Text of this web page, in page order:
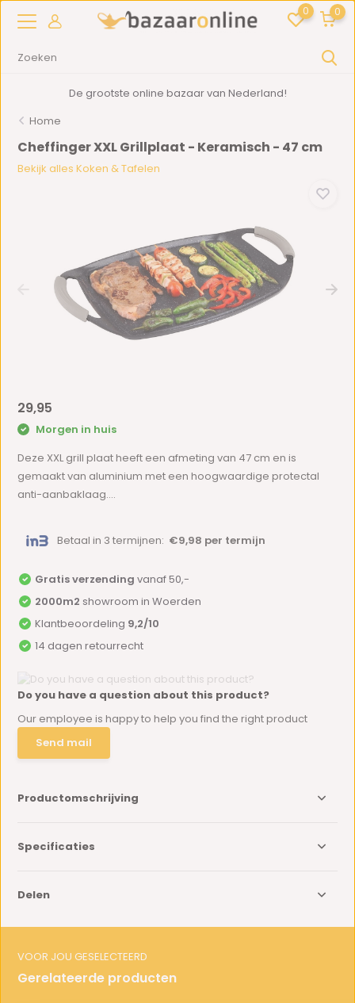
0 0
De grootste online bazaar van Nederland!
Home
Cheffinger XXL Grillplaat - Keramisch - 47 cm
Bekijk alles Koken & Tafelen
29,95
Morgen in huis
Deze XXL grill plaat heeft een afmeting van 47 cm en is
gemaakt van aluminium met een hoogwaardige protectal
anti-aanbaklaag....
Betaal in 3 termijnen: €9,98 per termijn
Gratis verzending vanaf 50,-
2000m2 showroom in Woerden
Klantbeoordeling 9,2/10
14 dagen retourrecht
Do you have a question about this product?
Our employee is happy to help you find the right product
Send mail
Productomschrijving
Specificaties
Delen
VOOR JOU GESELECTEERD
Gerelateerde producten